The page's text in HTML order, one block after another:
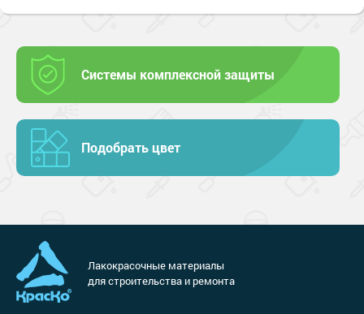
Системы комплексной защиты
Подобрать цвет
Лакокрасочные материалы
для строительства и ремонта